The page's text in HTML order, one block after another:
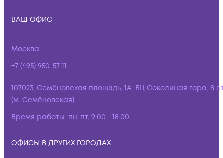
ВАШ ОФИС
Москва
+7 (495) 950-57-11
107023, Семёновская площадь, 1А, БЦ Соколиная гора, 8
(м. Семёновская)
Время работы: пн-пт, 9:00 - 18:00
ОФИСЫ В ДРУГИХ ГОРОДАХ